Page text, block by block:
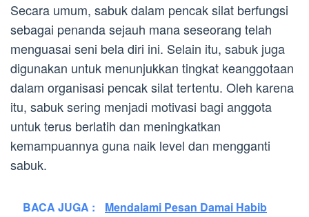
Secara umum, sabuk dalam pencak silat berfungsi
sebagai penanda sejauh mana seseorang telah
menguasai seni bela diri ini. Selain itu, sabuk juga
digunakan untuk menunjukkan tingkat keanggotaan
dalam organisasi pencak silat tertentu. Oleh karena
itu, sabuk sering menjadi motivasi bagi anggota
untuk terus berlatih dan meningkatkan
kemampuannya guna naik level dan mengganti
sabuk.
BACA JUGA :
Mendalami Pesan Damai Habib